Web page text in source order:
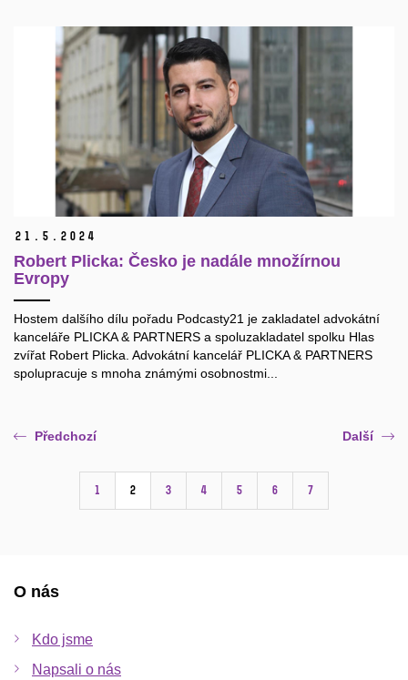
21. 5. 2024
Robert Plicka: Česko je nadále množírnou
Evropy
Hostem dalšího dílu pořadu Podcasty21 je zakladatel advokátní
kanceláře PLICKA & PARTNERS a spoluzakladatel spolku Hlas
zvířat Robert Plicka. Advokátní kancelář PLICKA & PARTNERS
spolupracuje s mnoha známými osobnostmi...
Předchozí
1 2 3 4 5 6 7
Další
O nás
Kdo jsme
Napsali o nás